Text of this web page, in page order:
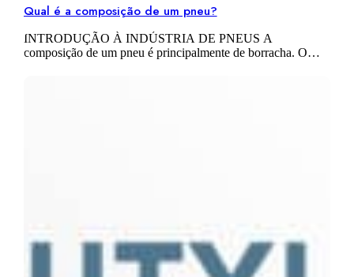
Qual é a composição de um pneu?
INTRODUÇÃO À INDÚSTRIA DE PNEUS A
composição de um pneu é principalmente de borracha. O